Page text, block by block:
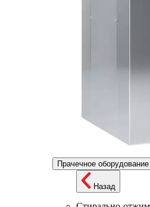
Прачечное оборудование
Назад